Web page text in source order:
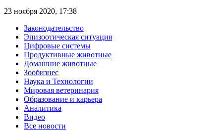
23 ноября 2020, 17:38
Законодательство
Эпизоотическая ситуация
Цифровые системы
Продуктивные животные
Домашние животные
Зообизнес
Наука и Технологии
Мировая ветеринария
Образование и карьера
Аналитика
Видео
Все новости